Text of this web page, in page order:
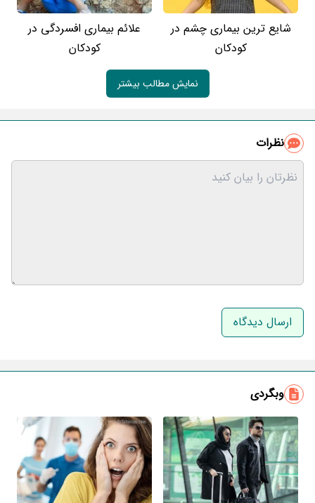
شایع ترین بیماری چشم در
کودکان
علائم بیماری افسردگی در
کودکان
نمایش مطالب بیشتر
نظرات
نام و نام خانوادگی
وبگردی